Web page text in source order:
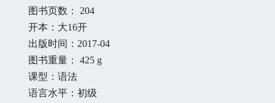
图书页数： 204
开本：大16开
出版时间：2017-04
图书重量： 425 g
课型：语法
语言水平：初级